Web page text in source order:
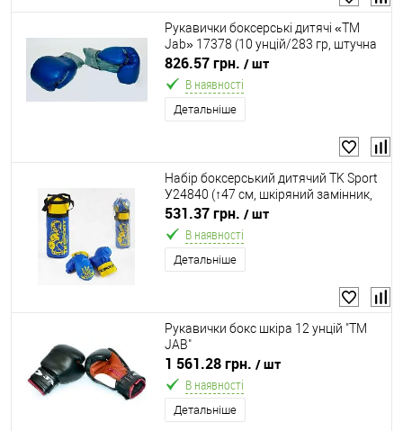
Рукавички боксерські дитячі «ТМ
Jab» 17378 (10 унцій/283 гр, штучна
шкіра)
826.57 грн. / шт
В наявності
Детальніше
Набір боксерський дитячий TK Sport
У24840 (↑47 см, шкіряний замінник,
наповнювач: тирса, в комплекті
рукавички)
531.37 грн. / шт
В наявності
Детальніше
Рукавички бокс шкіра 12 унцій "ТМ
JAB"
1 561.28 грн. / шт
В наявності
Детальніше